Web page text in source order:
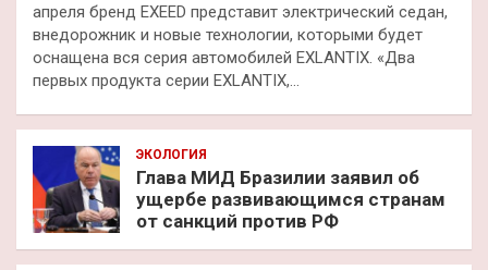
апреля бренд EXEED представит электрический седан,
внедорожник и новые технологии, которыми будет
оснащена вся серия автомобилей EXLANTIX. «Два
первых продукта серии EXLANTIX,…
ЭКОЛОГИЯ
Глава МИД Бразилии заявил об
ущербе развивающимся странам
от санкций против РФ